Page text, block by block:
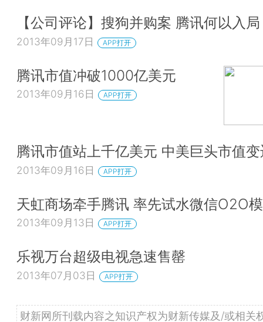
【公司评论】搜狗并购案 腾讯何以入局
2013年09月17日 APP打开
腾讯市值冲破1000亿美元
2013年09月16日 APP打开
腾讯市值站上千亿美元 中美巨头市值变
2013年09月16日 APP打开
天虹商场牵手腾讯 率先试水微信O2O
2013年09月13日 APP打开
乐视万台超级电视急速售罄
2013年07月03日 APP打开
财新网所刊载内容之知识产权为财新传媒及/或相关